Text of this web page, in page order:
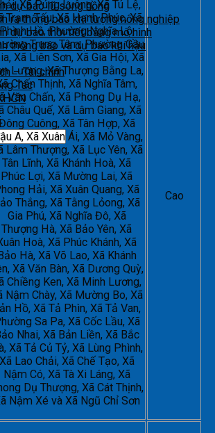
dự báo lũ sông hồng
ra thông báo khí tượng nông nghiệp
dự báo thời tiết bằng mô hình
thông báo và dự báo khí hậu
– Tài chính
Tác
Xã Púng Luông, Xã Tú Lệ,
Trạm Tấu, Xã Hạnh Phúc, Xã
Hồ, Phường Nghĩa Lộ,
Trung Tâm, Phường Cầu
Xã Liên Sơn, Xã Gia Hội, Xã
Lương, Xã Thượng Bằng La,
Chấn Thịnh, Xã Nghĩa Tâm,
Văn Chấn, Xã Phong Dụ Hạ,
Châu Quế, Xã Lâm Giang, Xã
Cuông, Xã Tân Hợp, Xã
A, Xã Xuân Ái, Xã Mỏ Vàng,
Lâm Thượng, Xã Lục Yên, Xã
Tân Lĩnh, Xã Khánh Hoà, Xã
Phúc Lợi, Xã Mường Lai, Xã
Hải, Xã Xuân Quang, Xã
Thắng, Xã Tằng Lỏong, Xã
Gia Phú, Xã Nghĩa Đô, Xã
Thượng Hà, Xã Bảo Yên, Xã
Hoà, Xã Phúc Khánh, Xã
Bảo Hà, Xã Võ Lao, Xã Khánh
Xã Văn Bàn, Xã Dương Quỳ,
Chiềng Ken, Xã Minh Lương,
Nậm Chày, Xã Mường Bo, Xã
Hồ, Xã Tả Phìn, Xã Tả Van,
Sa Pa, Xã Cốc Lầu, Xã
Nhai, Xã Bản Liền, Xã Bắc
Xã Tả Củ Tỷ, Xã Lùng Phình,
Xã Lao Chải, Xã Chế Tạo, Xã
Nậm Có, Xã Tà Xi Láng, Xã
Dụ Thượng, Xã Cát Thịnh,
Nậm Xé và Xã Ngũ Chỉ Sơn
Cao